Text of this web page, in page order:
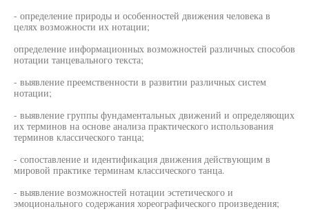
- определение природы и особенностей движения человека в
целях возможности их нотации;
определение информационных возможностей различных способов
нотации танцевального текста;
- выявление преемственности в развитии различных систем
нотации;
- выявление группы фундаментальных движений и определяющих
их терминов на основе анализа практического использования
терминов классического танца;
- сопоставление и идентификация движения действующим в
мировой практике терминам классического танца.
- выявление возможностей нотации эстетического и
эмоционального содержания хореографического произведения;